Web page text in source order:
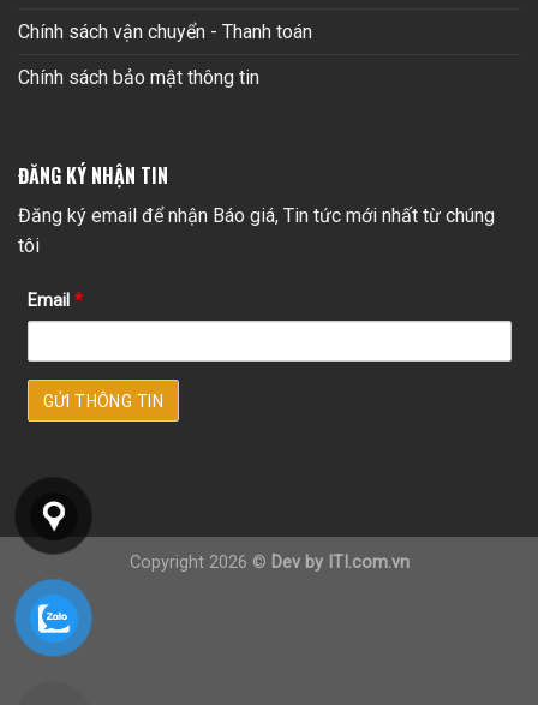
Chính sách vận chuyển - Thanh toán
Chính sách bảo mật thông tin
ĐĂNG KÝ NHẬN TIN
Đăng ký email để nhận Báo giá, Tin tức mới nhất từ chúng
tôi
Email *
Copyright 2026 © Dev by ITI.com.vn